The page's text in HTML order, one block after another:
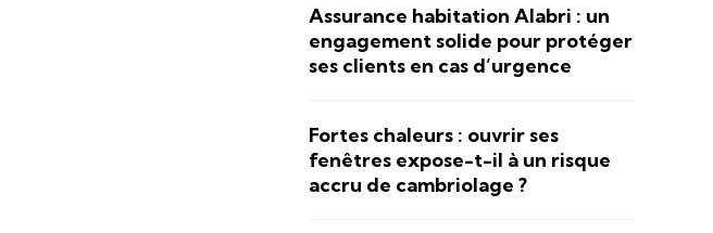
Assurance habitation Alabri : un
engagement solide pour protéger
ses clients en cas d’urgence
Fortes chaleurs : ouvrir ses
fenêtres expose-t-il à un risque
accru de cambriolage ?